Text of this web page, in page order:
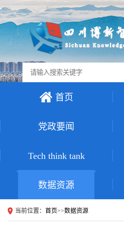
首页
党政要闻
Tech think tank
数据资源
当前位置： 首页>>数据资源